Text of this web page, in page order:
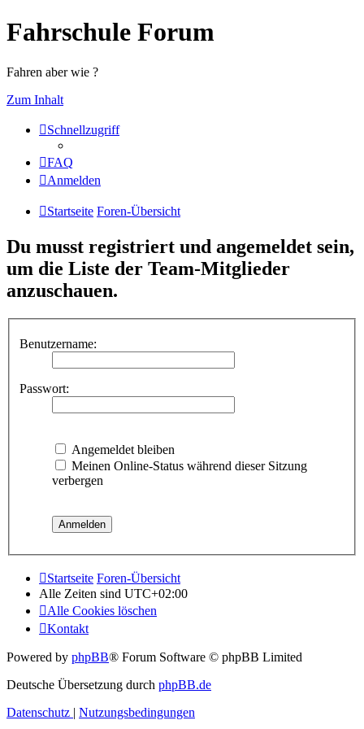
Fahrschule Forum
Fahren aber wie ?
Zum Inhalt
Schnellzugriff
FAQ
Anmelden
Startseite Foren-Übersicht
Du musst registriert und angemeldet sein,
um die Liste der Team-Mitglieder
anzuschauen.
Benutzername:
Passwort:
Angemeldet bleiben
Meinen Online-Status während dieser Sitzung
verbergen
Startseite Foren-Übersicht
Alle Zeiten sind UTC+02:00
Alle Cookies löschen
Kontakt
Powered by phpBB® Forum Software © phpBB Limited
Deutsche Übersetzung durch phpBB.de
Datenschutz | Nutzungsbedingungen